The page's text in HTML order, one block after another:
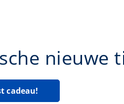
nieuwe
cadeau!